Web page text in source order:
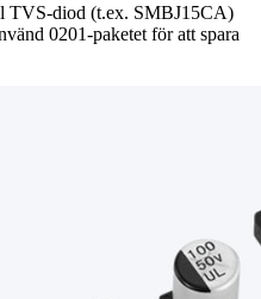
TVS-diod (t.ex. SMBJ15CA)
0201-paketet för att spara